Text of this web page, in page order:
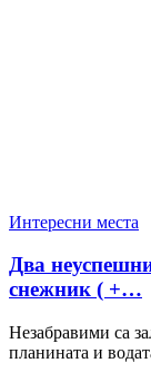
Интересни места
Два
снежник ( +…
Незабравими са
планината и